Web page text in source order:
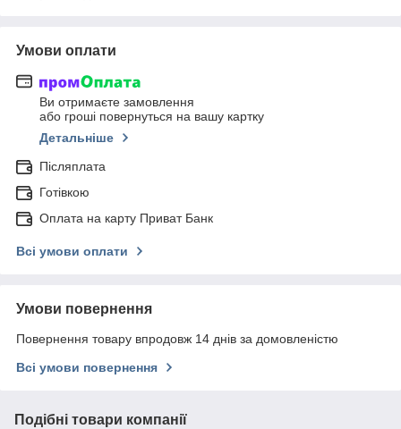
Умови оплати
Ви отримаєте замовлення
або гроші повернуться на вашу картку
Детальніше
Післяплата
Готівкою
Оплата на карту Приват Банк
Всі умови оплати
Умови повернення
Повернення товару впродовж 14 днів за домовленістю
Всі умови повернення
Подібні товари компанії